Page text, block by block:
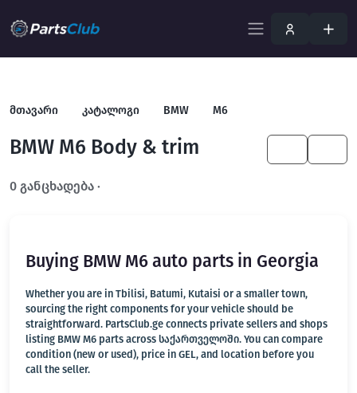
მთავარი კატალოგი BMW M6
BMW M6 Body & trim
0 განცხადება ·
Buying BMW M6 auto parts in Georgia
Whether you are in Tbilisi, Batumi, Kutaisi or a smaller town,
sourcing the right components for your vehicle should be
straightforward. PartsClub.ge connects private sellers and shops
listing BMW M6 parts across საქართველოში. You can compare
condition (new or used), price in GEL, and location before you
call the seller.